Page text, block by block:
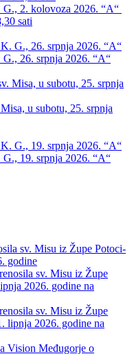
2. kolovoza 2026. “A“
sati
26. srpnja 2026. “A“
u subotu, 25. srpnja
19. srpnja 2026. “A“
sv. Misu iz Župe Potoci-
godine
sv. Misu iz Župe
2026. godine na
sv. Misu iz Župe
lipnja 2026. godine na
Vision Međugorje o